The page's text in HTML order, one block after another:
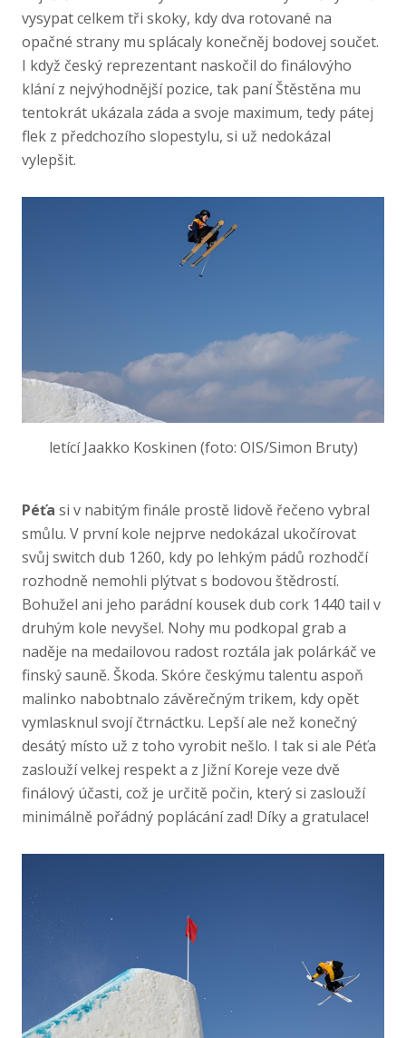
vysypat celkem tři skoky, kdy dva rotované na
opačné strany mu splácaly konečněj bodovej součet.
I když český reprezentant naskočil do finálovýho
klání z nejvýhodnější pozice, tak paní Štěstěna mu
tentokrát ukázala záda a svoje maximum, tedy pátej
flek z předchozího slopestylu, si už nedokázal
vylepšit.
letící Jaakko Koskinen (foto: OIS/Simon Bruty)
Péťa si v nabitým finále prostě lidově řečeno vybral
smůlu. V první kole nejprve nedokázal ukočírovat
svůj switch dub 1260, kdy po lehkým pádů rozhodčí
rozhodně nemohli plýtvat s bodovou štědrostí.
Bohužel ani jeho parádní kousek dub cork 1440 tail v
druhým kole nevyšel. Nohy mu podkopal grab a
naděje na medailovou radost roztála jak polárkáč ve
finský sauně. Škoda. Skóre českýmu talentu aspoň
malinko nabobtnalo závěrečným trikem, kdy opět
vymlasknul svojí čtrnáctku. Lepší ale než konečný
desátý místo už z toho vyrobit nešlo. I tak si ale Péťa
zaslouží velkej respekt a z Jižní Koreje veze dvě
finálový účasti, což je určitě počin, který si zaslouží
minimálně pořádný poplácání zad! Díky a gratulace!